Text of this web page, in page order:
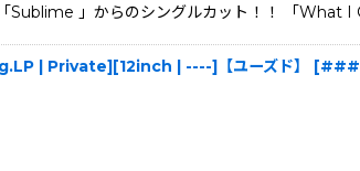
Sublime 」からのシングルカット！！ 「
| Private][12inch | ----]【ユーズド】 [